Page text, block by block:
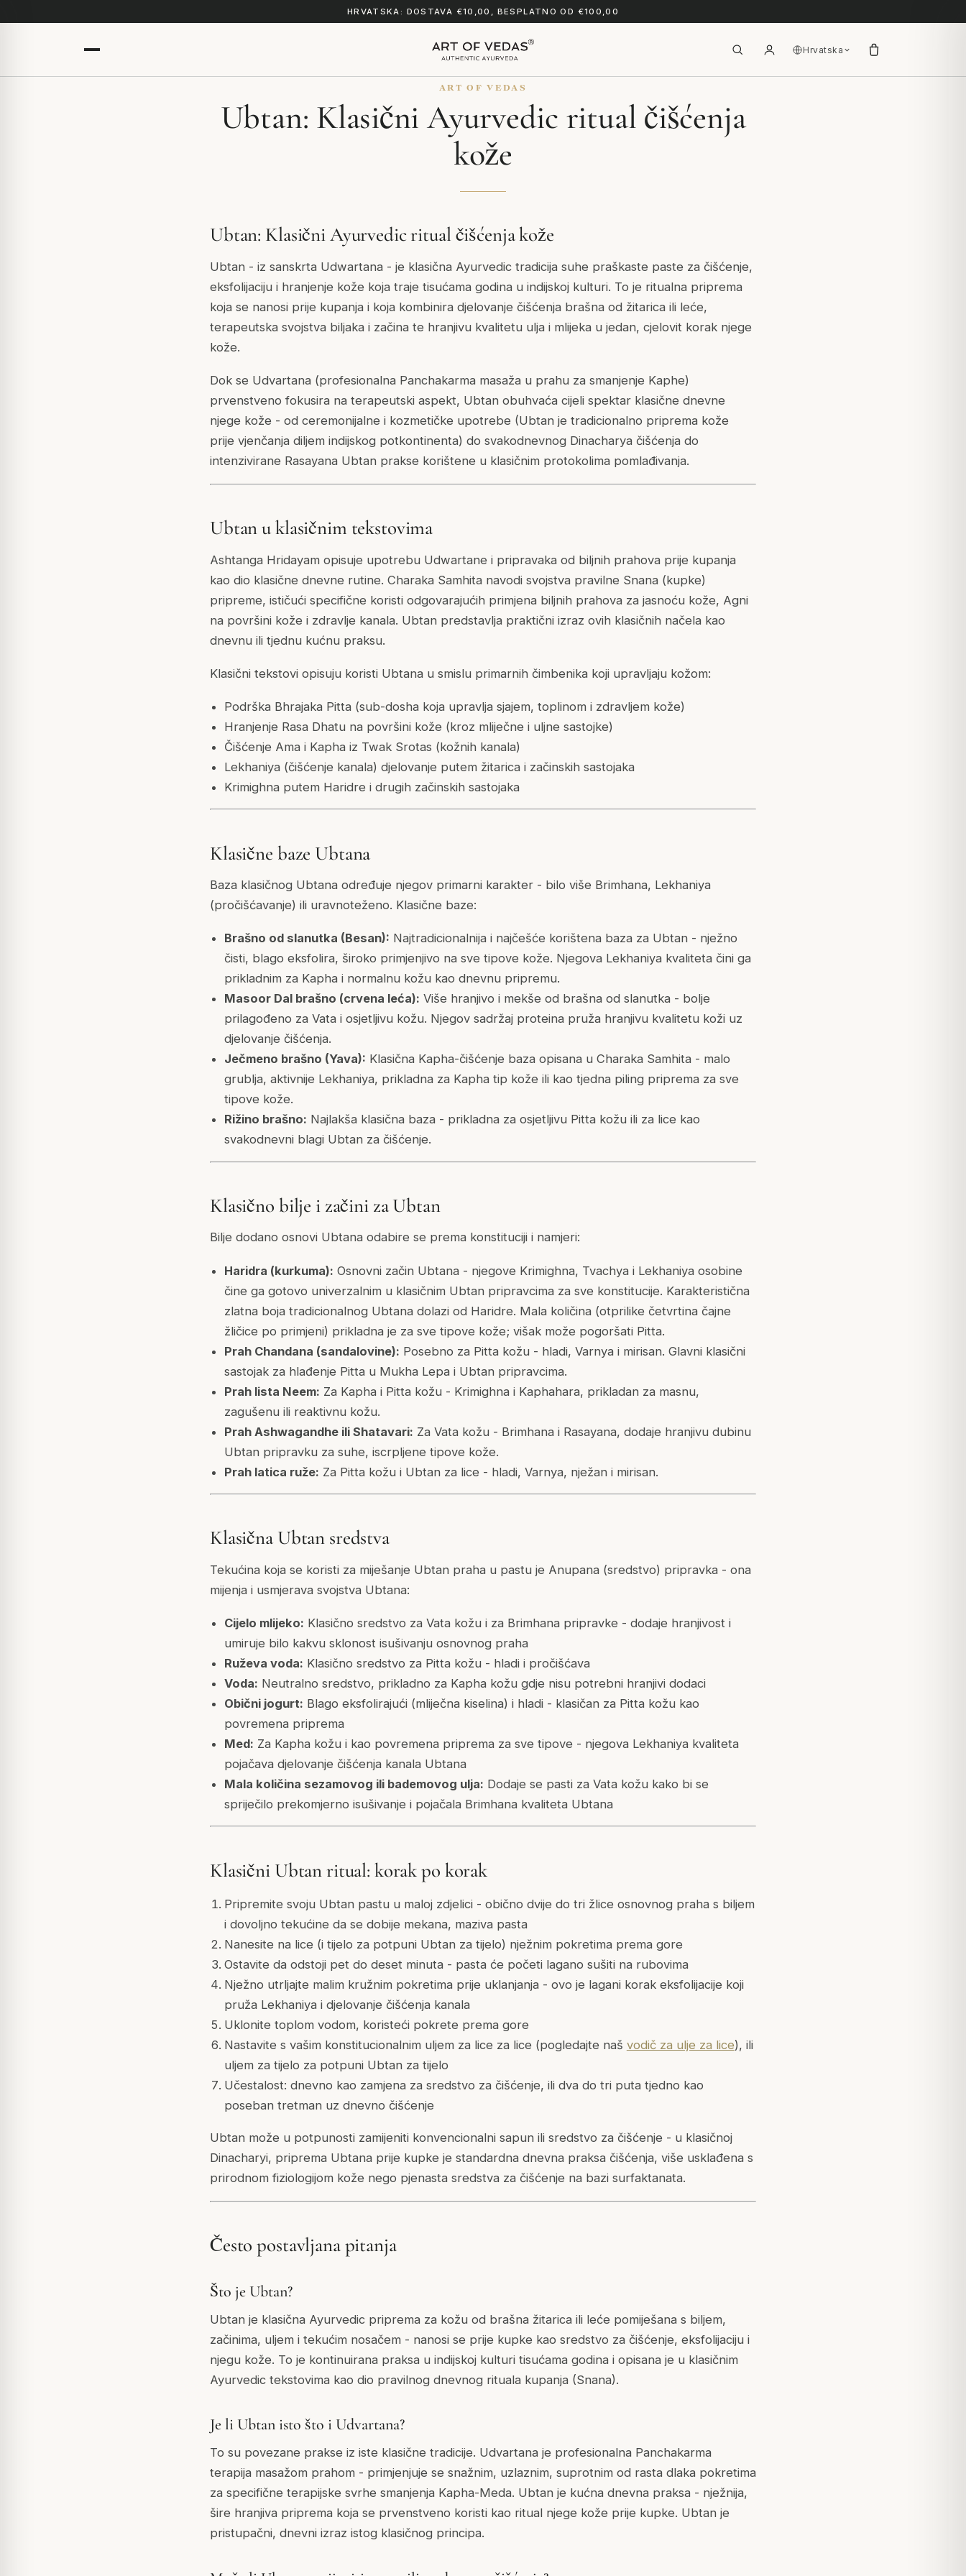
HRVATSKA: DOSTAVA €10,00, BESPLATNO OD €100,00
Hrvatska
ART OF VEDAS
Ubtan: Klasični Ayurvedic ritual čišćenja
kože
Ubtan: Klasični Ayurvedic ritual čišćenja kože
Ubtan - iz sanskrta Udwartana - je klasična Ayurvedic tradicija suhe praškaste paste za čišćenje,
eksfolijaciju i hranjenje kože koja traje tisućama godina u indijskoj kulturi. To je ritualna priprema
koja se nanosi prije kupanja i koja kombinira djelovanje čišćenja brašna od žitarica ili leće,
terapeutska svojstva biljaka i začina te hranjivu kvalitetu ulja i mlijeka u jedan, cjelovit korak njege
kože.
Dok se Udvartana (profesionalna Panchakarma masaža u prahu za smanjenje Kaphe)
prvenstveno fokusira na terapeutski aspekt, Ubtan obuhvaća cijeli spektar klasične dnevne
njege kože - od ceremonijalne i kozmetičke upotrebe (Ubtan je tradicionalno priprema kože
prije vjenčanja diljem indijskog potkontinenta) do svakodnevnog Dinacharya čišćenja do
intenzivirane Rasayana Ubtan prakse korištene u klasičnim protokolima pomlađivanja.
Ubtan u klasičnim tekstovima
Ashtanga Hridayam opisuje upotrebu Udwartane i pripravaka od biljnih prahova prije kupanja
kao dio klasične dnevne rutine. Charaka Samhita navodi svojstva pravilne Snana (kupke)
pripreme, ističući specifične koristi odgovarajućih primjena biljnih prahova za jasnoću kože, Agni
na površini kože i zdravlje kanala. Ubtan predstavlja praktični izraz ovih klasičnih načela kao
dnevnu ili tjednu kućnu praksu.
Klasični tekstovi opisuju koristi Ubtana u smislu primarnih čimbenika koji upravljaju kožom:
Podrška Bhrajaka Pitta (sub-dosha koja upravlja sjajem, toplinom i zdravljem kože)
Hranjenje Rasa Dhatu na površini kože (kroz mliječne i uljne sastojke)
Čišćenje Ama i Kapha iz Twak Srotas (kožnih kanala)
Lekhaniya (čišćenje kanala) djelovanje putem žitarica i začinskih sastojaka
Krimighna putem Haridre i drugih začinskih sastojaka
Klasične baze Ubtana
Baza klasičnog Ubtana određuje njegov primarni karakter - bilo više Brimhana, Lekhaniya
(pročišćavanje) ili uravnoteženo. Klasične baze:
Brašno od slanutka (Besan): Najtradicionalnija i najčešće korištena baza za Ubtan - nježno
čisti, blago eksfolira, široko primjenjivo na sve tipove kože. Njegova Lekhaniya kvaliteta čini ga
prikladnim za Kapha i normalnu kožu kao dnevnu pripremu.
Masoor Dal brašno (crvena leća): Više hranjivo i mekše od brašna od slanutka - bolje
prilagođeno za Vata i osjetljivu kožu. Njegov sadržaj proteina pruža hranjivu kvalitetu koži uz
djelovanje čišćenja.
Ječmeno brašno (Yava): Klasična Kapha-čišćenje baza opisana u Charaka Samhita - malo
grublja, aktivnije Lekhaniya, prikladna za Kapha tip kože ili kao tjedna piling priprema za sve
tipove kože.
Rižino brašno: Najlakša klasična baza - prikladna za osjetljivu Pitta kožu ili za lice kao
svakodnevni blagi Ubtan za čišćenje.
Klasično bilje i začini za Ubtan
Bilje dodano osnovi Ubtana odabire se prema konstituciji i namjeri:
Haridra (kurkuma): Osnovni začin Ubtana - njegove Krimighna, Tvachya i Lekhaniya osobine
čine ga gotovo univerzalnim u klasičnim Ubtan pripravcima za sve konstitucije. Karakteristična
zlatna boja tradicionalnog Ubtana dolazi od Haridre. Mala količina (otprilike četvrtina čajne
žličice po primjeni) prikladna je za sve tipove kože; višak može pogoršati Pitta.
Prah Chandana (sandalovine): Posebno za Pitta kožu - hladi, Varnya i mirisan. Glavni klasični
sastojak za hlađenje Pitta u Mukha Lepa i Ubtan pripravcima.
Prah lista Neem: Za Kapha i Pitta kožu - Krimighna i Kaphahara, prikladan za masnu,
zagušenu ili reaktivnu kožu.
Prah Ashwagandhe ili Shatavari: Za Vata kožu - Brimhana i Rasayana, dodaje hranjivu dubinu
Ubtan pripravku za suhe, iscrpljene tipove kože.
Prah latica ruže: Za Pitta kožu i Ubtan za lice - hladi, Varnya, nježan i mirisan.
Klasična Ubtan sredstva
Tekućina koja se koristi za miješanje Ubtan praha u pastu je Anupana (sredstvo) pripravka - ona
mijenja i usmjerava svojstva Ubtana:
Cijelo mlijeko: Klasično sredstvo za Vata kožu i za Brimhana pripravke - dodaje hranjivost i
umiruje bilo kakvu sklonost isušivanju osnovnog praha
Ruževa voda: Klasično sredstvo za Pitta kožu - hladi i pročišćava
Voda: Neutralno sredstvo, prikladno za Kapha kožu gdje nisu potrebni hranjivi dodaci
Obični jogurt: Blago eksfolirajući (mliječna kiselina) i hladi - klasičan za Pitta kožu kao
povremena priprema
Med: Za Kapha kožu i kao povremena priprema za sve tipove - njegova Lekhaniya kvaliteta
pojačava djelovanje čišćenja kanala Ubtana
Mala količina sezamovog ili bademovog ulja: Dodaje se pasti za Vata kožu kako bi se
spriječilo prekomjerno isušivanje i pojačala Brimhana kvaliteta Ubtana
Klasični Ubtan ritual: korak po korak
Pripremite svoju Ubtan pastu u maloj zdjelici - obično dvije do tri žlice osnovnog praha s biljem
i dovoljno tekućine da se dobije mekana, maziva pasta
Nanesite na lice (i tijelo za potpuni Ubtan za tijelo) nježnim pokretima prema gore
Ostavite da odstoji pet do deset minuta - pasta će početi lagano sušiti na rubovima
Nježno utrljajte malim kružnim pokretima prije uklanjanja - ovo je lagani korak eksfolijacije koji
pruža Lekhaniya i djelovanje čišćenja kanala
Uklonite toplom vodom, koristeći pokrete prema gore
Nastavite s vašim konstitucionalnim uljem za lice za lice (pogledajte naš vodič za ulje za lice), ili
uljem za tijelo za potpuni Ubtan za tijelo
Učestalost: dnevno kao zamjena za sredstvo za čišćenje, ili dva do tri puta tjedno kao
poseban tretman uz dnevno čišćenje
Ubtan može u potpunosti zamijeniti konvencionalni sapun ili sredstvo za čišćenje - u klasičnoj
Dinacharyi, priprema Ubtana prije kupke je standardna dnevna praksa čišćenja, više usklađena s
prirodnom fiziologijom kože nego pjenasta sredstva za čišćenje na bazi surfaktanata.
Često postavljana pitanja
Što je Ubtan?
Ubtan je klasična Ayurvedic priprema za kožu od brašna žitarica ili leće pomiješana s biljem,
začinima, uljem i tekućim nosačem - nanosi se prije kupke kao sredstvo za čišćenje, eksfolijaciju i
njegu kože. To je kontinuirana praksa u indijskoj kulturi tisućama godina i opisana je u klasičnim
Ayurvedic tekstovima kao dio pravilnog dnevnog rituala kupanja (Snana).
Je li Ubtan isto što i Udvartana?
To su povezane prakse iz iste klasične tradicije. Udvartana je profesionalna Panchakarma
terapija masažom prahom - primjenjuje se snažnim, uzlaznim, suprotnim od rasta dlaka pokretima
za specifične terapijske svrhe smanjenja Kapha-Meda. Ubtan je kućna dnevna praksa - nježnija,
šire hranjiva priprema koja se prvenstveno koristi kao ritual njege kože prije kupke. Ubtan je
pristupačni, dnevni izraz istog klasičnog principa.